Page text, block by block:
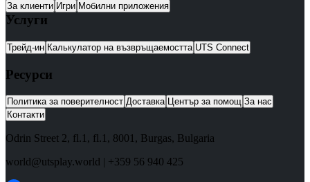
За клиенти Игри Мобилни приложения
Услуги
Трейд-ин Калькулатор на възвръщаемостта UTS Connect
Ресурси
Политика за поверителност Доставка Център за помощ За нас
Контакти
Odrin Street 2, fl.1 , fl.1, 8001 , Burgas, Bulgaria
world@utsplay.world | +359 56 940 425